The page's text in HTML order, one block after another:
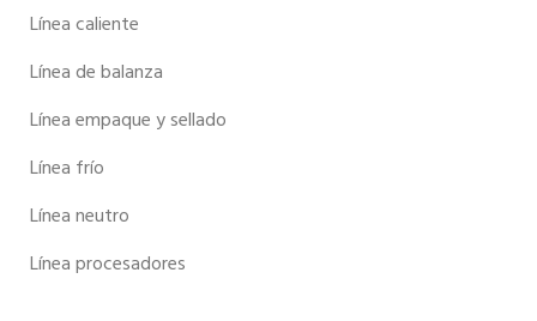
Línea caliente
Línea de balanza
Línea empaque y sellado
Línea frío
Línea neutro
Línea procesadores